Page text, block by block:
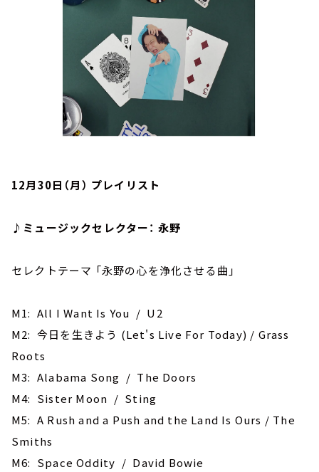
12月30日（月） プレイリスト
♪ミュージックセレクター： 永野
セレクトテーマ 「永野の心を浄化させる曲」
M1: All I Want Is You / U2
M2: 今日を生きよう (Let's Live For Today) / Grass
Roots
M3: Alabama Song / The Doors
M4: Sister Moon / Sting
M5: A Rush and a Push and the Land Is Ours / The
Smiths
M6: Space Oddity / David Bowie